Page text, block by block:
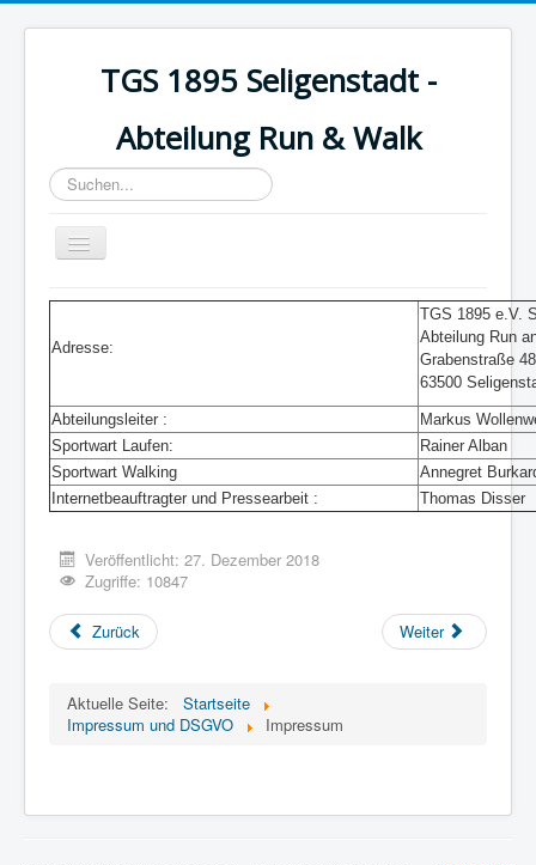
TGS 1895 Seligenstadt -
Abteilung Run & Walk
Suchen...
Toggle
Navigation
Startseite
Wasserlauf
Über uns
Walking
Trainingszeiten
Vorstand
Impressum und DSGVO
Intern
Adresse:
TGS 1895 e.V.
Abteilung Run
Grabenstraße 48
63500
Abteilungsleiter :
Markus
Sportwart Laufen:
Rainer Alban
Sportwart Walking
Annegret
Internetbeauftragter und Pressearbeit :
Thomas Disser
Veröffentlicht: 27. Dezember 2018
Zugriffe: 10847
Zurück Weiter
Aktuelle Seite:
Startseite
Impressum und DSGVO
Impressum